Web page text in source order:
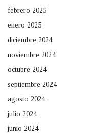
febrero 2025
enero 2025
diciembre 2024
noviembre 2024
octubre 2024
septiembre 2024
agosto 2024
julio 2024
junio 2024